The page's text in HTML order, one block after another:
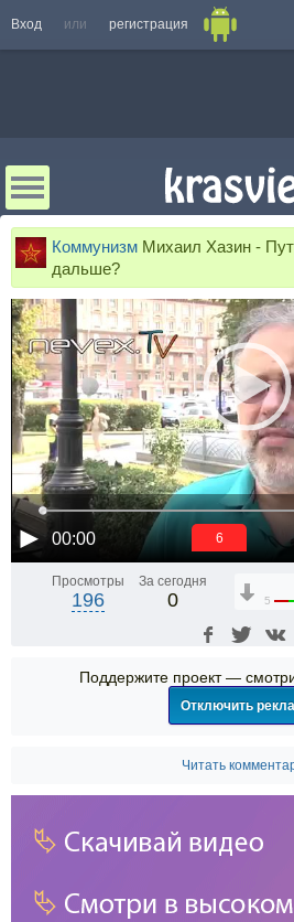
Вход или регистрация
Коммунизм Михаил Хазин -
дальше?
00:00 6
Просмотры
196
За сегодня
0 5
Поддержите проект —
Отключить
Читать